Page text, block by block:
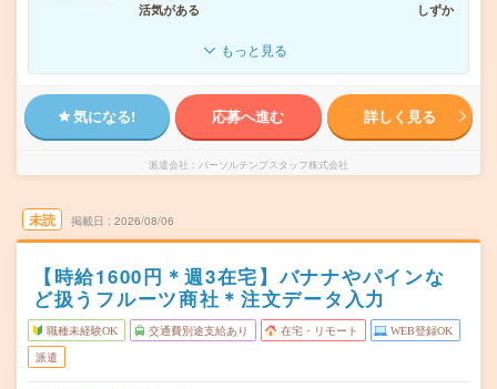
活気がある
しずか
もっと見る
気になる! 応募へ進む 詳しく見る
派遣会社 パーソルテンプスタッフ株式会社
未読 掲載日 2026/08/06
【時給1600円＊週3在宅】バナナやパインな
ど扱うフルーツ商社＊注文データ入力
職種未経験OK 交通費別途支給あり 在宅・リモート WEB登録OK
派遣